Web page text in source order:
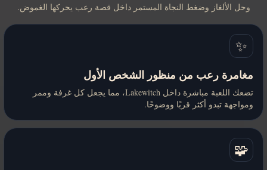
وحل الألغاز وضغط النجاة المستمر داخل قصة رعب يحركها الغموض.
✨
مغامرة رعب من منظور الشخص الأول
تضعك اللعبة مباشرة داخل Lakewitch، مما يجعل كل غرفة وممر
ومواجهة تبدو أكثر قربًا ووضوحًا.
🧩